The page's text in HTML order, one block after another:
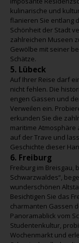
kulinarische und
flanieren Sie entlang
Schönheit der Stadt
zahlreichen Museen
Gewölbe mit seiner
Schätze.
5. Lübeck
Auf Ihrer Reise darf
nicht fehlen. Die
engen Gassen und
Verweilen ein.
erkunden Sie die
maritime Atmosphäre
auf der Trave und
Geschichte dieser
6. Freiburg
Freiburg im Breisgau,
Schwarzwaldes“,
wunderschönen
Besichtigen Sie das
charmanten Gassen
Panoramablick vom
Studentenkultur,
Wochenmarkt und